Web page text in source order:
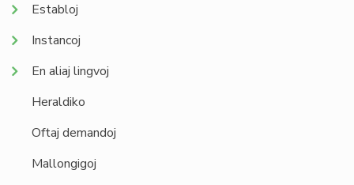
Establoj
Instancoj
En aliaj lingvoj
Heraldiko
Oftaj demandoj
Mallongigoj